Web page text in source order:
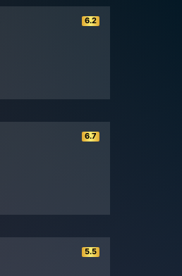
6.2
6.7
5.5